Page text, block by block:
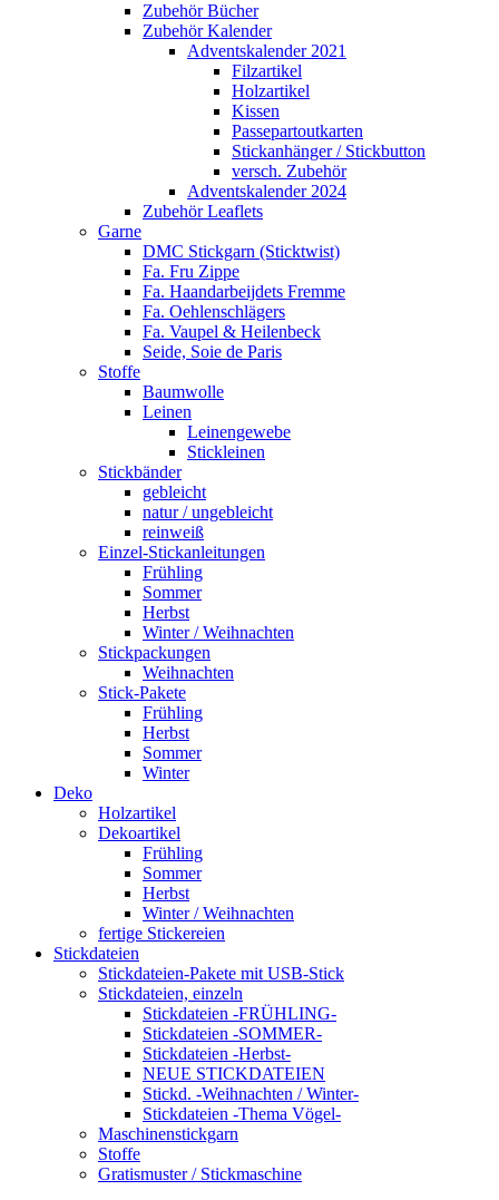
Zubehör Bücher
Zubehör Kalender
Adventskalender 2021
Filzartikel
Holzartikel
Kissen
Passepartoutkarten
Stickanhänger / Stickbutton
versch. Zubehör
Adventskalender 2024
Zubehör Leaflets
Garne
DMC Stickgarn (Sticktwist)
Fa. Fru Zippe
Fa. Haandarbeijdets Fremme
Fa. Oehlenschlägers
Fa. Vaupel & Heilenbeck
Seide, Soie de Paris
Stoffe
Baumwolle
Leinen
Leinengewebe
Stickleinen
Stickbänder
gebleicht
natur / ungebleicht
reinweiß
Einzel-Stickanleitungen
Frühling
Sommer
Herbst
Winter / Weihnachten
Stickpackungen
Weihnachten
Stick-Pakete
Frühling
Herbst
Sommer
Winter
Deko
Holzartikel
Dekoartikel
Frühling
Sommer
Herbst
Winter / Weihnachten
fertige Stickereien
Stickdateien
Stickdateien-Pakete mit USB-Stick
Stickdateien, einzeln
Stickdateien -FRÜHLING-
Stickdateien -SOMMER-
Stickdateien -Herbst-
NEUE STICKDATEIEN
Stickd. -Weihnachten / Winter-
Stickdateien -Thema Vögel-
Maschinenstickgarn
Stoffe
Gratismuster / Stickmaschine